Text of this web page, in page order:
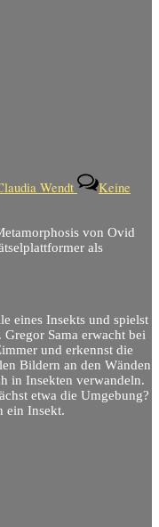
Wendt
Keine
von Ovid
als
eines Insekts und spielst
Sama erwacht bei
und erkennst die
Bildern an den Wänden
in Insekten verwandeln.
etwa die Umgebung?
ein Insekt.